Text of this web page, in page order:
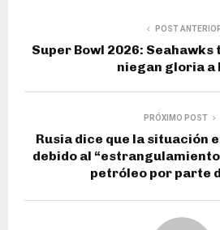
POST
Super Bowl 2026:
niegan gloria a
PRÓXIMO POST
Rusia dice que la situación
debido al
petróleo por parte